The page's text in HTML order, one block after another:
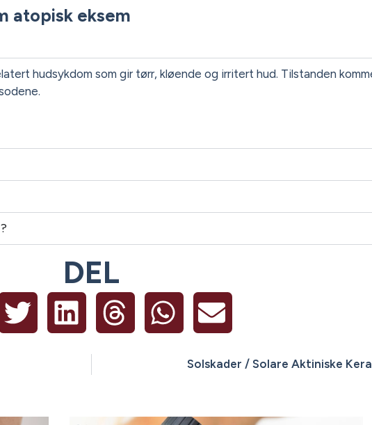
atopisk eksem
hudsykdom som gir tørr, kløende og irritert hud. Tilstanden
DEL
Solskader / Solare Aktiniske